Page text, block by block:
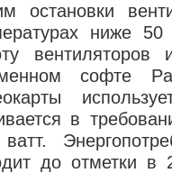
остановки
ниже 50
софте
в
до отметки в